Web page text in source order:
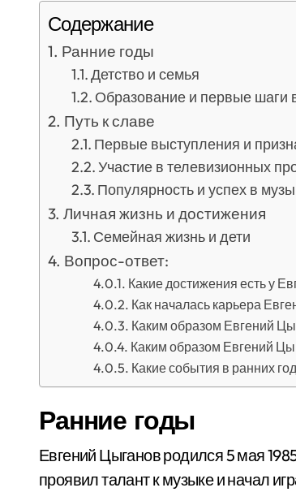
Содержание
Ранние годы
Детство и семья
Образование и первые шаги
Путь к славе
Первые выступления и
Участие в телевизионных
Популярность и успех в
Личная жизнь и достижения
Семейная жизнь и дети
Вопрос-ответ:
Какие достижения есть у
Как началась карьера
Каким образом Евгений
Каким образом Евгений
Какие события в ранних
Ранние годы
Евгений Цыганов родился 5 мая
проявил талант к музыке и начал